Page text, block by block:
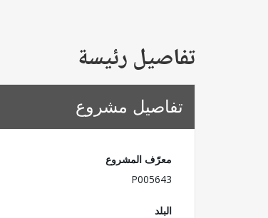
تفاصيل رئيسة
تفاصيل مشروع
معرّف المشروع
P005643
البلد